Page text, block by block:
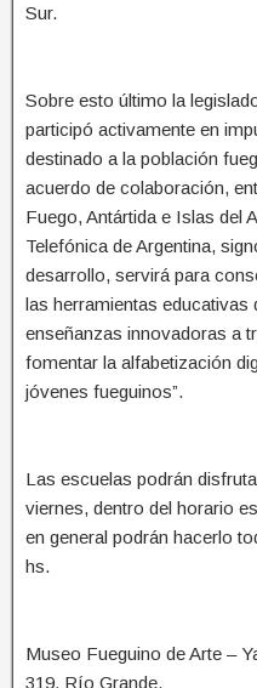
Sur.
Sobre esto último la
participó activamente en
destinado a la población
acuerdo de colaboración,
Fuego, Antártida e Islas del
Telefónica de Argentina,
desarrollo, servirá para
las herramientas
enseñanzas innovadoras a
fomentar la alfabetización
jóvenes fueguinos”.
Las escuelas podrán
viernes, dentro del horario
en general podrán hacerlo
hs.
Museo Fueguino de Arte –
319, Río Grande.